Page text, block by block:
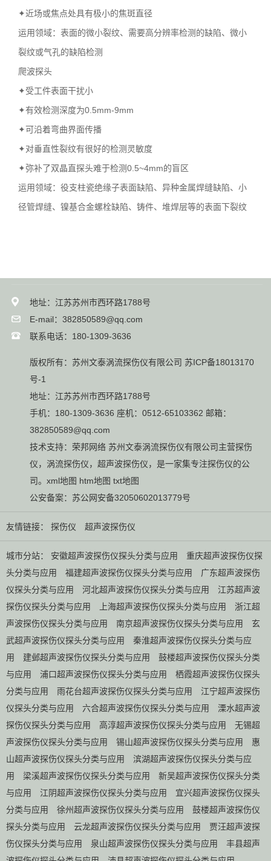
✦近场或焦点处具有极小的焦斑直径
运用领域：表面的微小裂纹、需要高分辨率检测的缺陷、微小
裂纹或气孔的缺陷检测
爬波探头
✦受工件表面干扰小
✦有效检测深度为0.5mm-9mm
✦可沿着弯曲界面传播
✦对垂直性裂纹有很好的检测灵敏度
✦弥补了双晶直探头难于检测0.5~4mm的盲区
运用领域：役支柱瓷绝缘子表面缺陷、异种金属焊缝缺陷、小
径管焊缝、镍基合金螺栓缺陷、铸件、堆焊层等的表面下裂纹
地址：江苏苏州市西环路1788号
E-mail：382850589@qq.com
联系电话：180-1309-3636
版权所有：苏州文泰涡流探伤仪有限公司 苏ICP备18013170
号-1
地址：江苏苏州市西环路1788号
手机：180-1309-3636 座机：0512-65103362 邮箱：
382850589@qq.com
技术支持： 荣邦网络苏州文泰涡流探伤仪有限公司主营探伤
仪， 涡流探伤仪， 超声波探伤仪，是一家集专注探伤仪的公
司。 xml地图 htm地图 txt地图
公安备案： 苏公网安备32050602013779号
友情链接： 探伤仪 超声波探伤仪
城市分站： 安徽超声波探伤仪探头分类与应用
重庆超声波探伤仪探
头分类与应用
福建超声波探伤仪探头分类与应用
广东超声波探伤
仪探头分类与应用
河北超声波探伤仪探头分类与应用
江苏超声波
探伤仪探头分类与应用
上海超声波探伤仪探头分类与应用
浙江超
声波探伤仪探头分类与应用
南京超声波探伤仪探头分类与应用
玄
武超声波探伤仪探头分类与应用
秦淮超声波探伤仪探头分类与应
用
建邺超声波探伤仪探头分类与应用
鼓楼超声波探伤仪探头分类
与应用
浦口超声波探伤仪探头分类与应用
栖霞超声波探伤仪探头
分类与应用
雨花台超声波探伤仪探头分类与应用
江宁超声波探伤
仪探头分类与应用
六合超声波探伤仪探头分类与应用
溧水超声波
探伤仪探头分类与应用
高淳超声波探伤仪探头分类与应用
无锡超
声波探伤仪探头分类与应用
锡山超声波探伤仪探头分类与应用
惠
山超声波探伤仪探头分类与应用
滨湖超声波探伤仪探头分类与应
用
梁溪超声波探伤仪探头分类与应用
新吴超声波探伤仪探头分类
与应用
江阴超声波探伤仪探头分类与应用
宜兴超声波探伤仪探头
分类与应用
徐州超声波探伤仪探头分类与应用
鼓楼超声波探伤仪
探头分类与应用
云龙超声波探伤仪探头分类与应用
贾汪超声波探
伤仪探头分类与应用
泉山超声波探伤仪探头分类与应用
丰县超声